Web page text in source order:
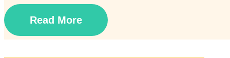
Read More